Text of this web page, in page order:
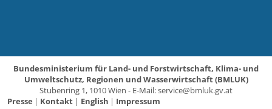
Bundesministerium für Land- und Forstwirtschaft, Klima- und
Umweltschutz, Regionen und Wasserwirtschaft (BMLUK)
Stubenring 1, 1010 Wien - E-Mail:service@bmluk.gv.at
Presse
Kontakt English
Impressum